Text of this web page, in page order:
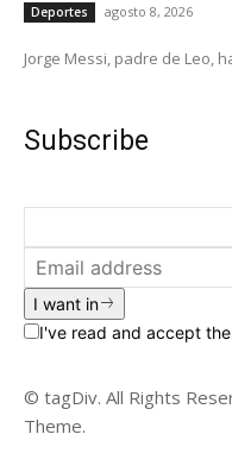
Deportes agosto 8, 2026
Jorge Messi, padre de Leo,
Subscribe
I want in
I've read and accept the
© tagDiv. All Rights
Theme.